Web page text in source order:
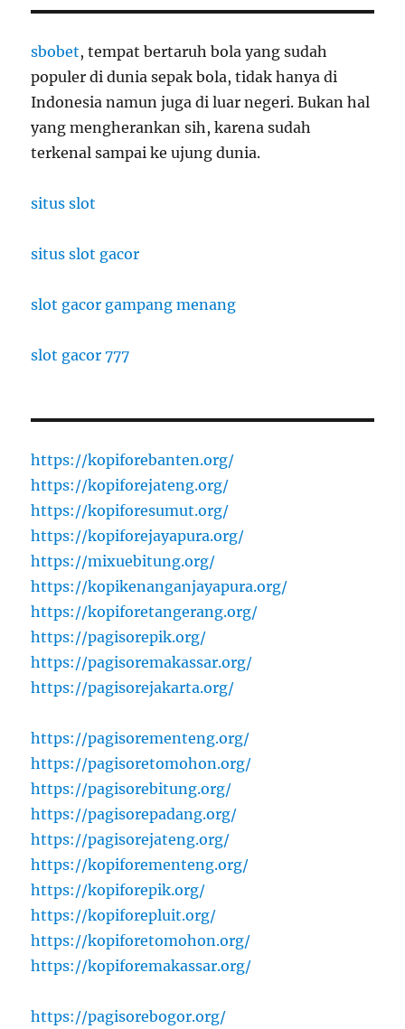
sbobet, tempat bertaruh bola yang sudah
populer di dunia sepak bola, tidak hanya di
Indonesia namun juga di luar negeri. Bukan hal
yang mengherankan sih, karena sudah
terkenal sampai ke ujung dunia.
situs slot
situs slot gacor
slot gacor gampang menang
slot gacor 777
https://kopiforebanten.org/
https://kopiforejateng.org/
https://kopiforesumut.org/
https://kopiforejayapura.org/
https://mixuebitung.org/
https://kopikenanganjayapura.org/
https://kopiforetangerang.org/
https://pagisorepik.org/
https://pagisoremakassar.org/
https://pagisorejakarta.org/
https://pagisorementeng.org/
https://pagisoretomohon.org/
https://pagisorebitung.org/
https://pagisorepadang.org/
https://pagisorejateng.org/
https://kopiforementeng.org/
https://kopiforepik.org/
https://kopiforepluit.org/
https://kopiforetomohon.org/
https://kopiforemakassar.org/
https://pagisorebogor.org/